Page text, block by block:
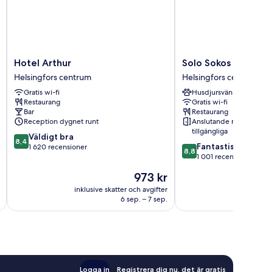
Hotel
Arthur
Helsingfors
centrum
Hotel Arthur
Helsingfors centrum
Gratis wi-fi
Restaurang
Bar
Reception dygnet runt
8.4
av
1 620 recensioner
8,4 Väldigt bra
1 620 recensioner
Priset
är
973 kr
973 kr
inklusive skatter och avgifter
6 sep. – 7 sep.
Solo
Sokos
Hotel
Helsinki
Helsingfors
centrum
Solo Sokos Hotel
Helsingfors centrum
Husdjursvänligt
Gratis wi-fi
Restaurang
Anslutande rum
tillgängliga
8.8
av
8,8 Fantastiskt
1 001 recensioner
Logga in Registrera dig nu, det är gratis